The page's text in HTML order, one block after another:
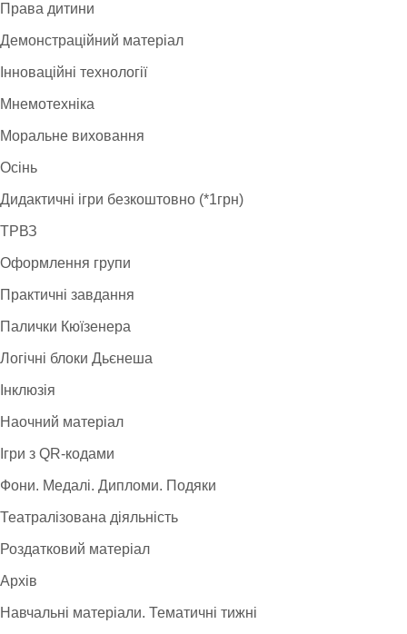
Права дитини
Демонстраційний матеріал
Інноваційні технології
Мнемотехніка
Моральне виховання
Осінь
Дидактичні ігри безкоштовно (*1грн)
ТРВЗ
Оформлення групи
Практичні завдання
Палички Кюїзенера
Логічні блоки Дьєнеша
Інклюзія
Наочний матеріал
Ігри з QR-кодами
Фони. Медалі. Дипломи. Подяки
Театралізована діяльність
Роздатковий матеріал
Архів
Навчальні матеріали. Тематичні тижні